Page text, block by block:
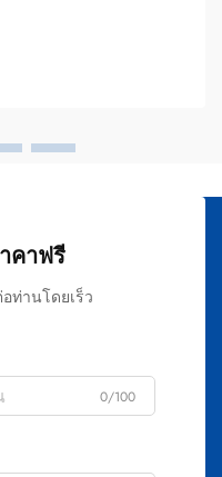
ดยรวมอีกด้วย หลายคน
คาฟรี
ท่านโดยเร็ว
0/100